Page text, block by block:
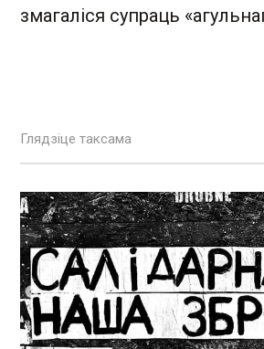
змагаліся супраць
Глядзіце таксама